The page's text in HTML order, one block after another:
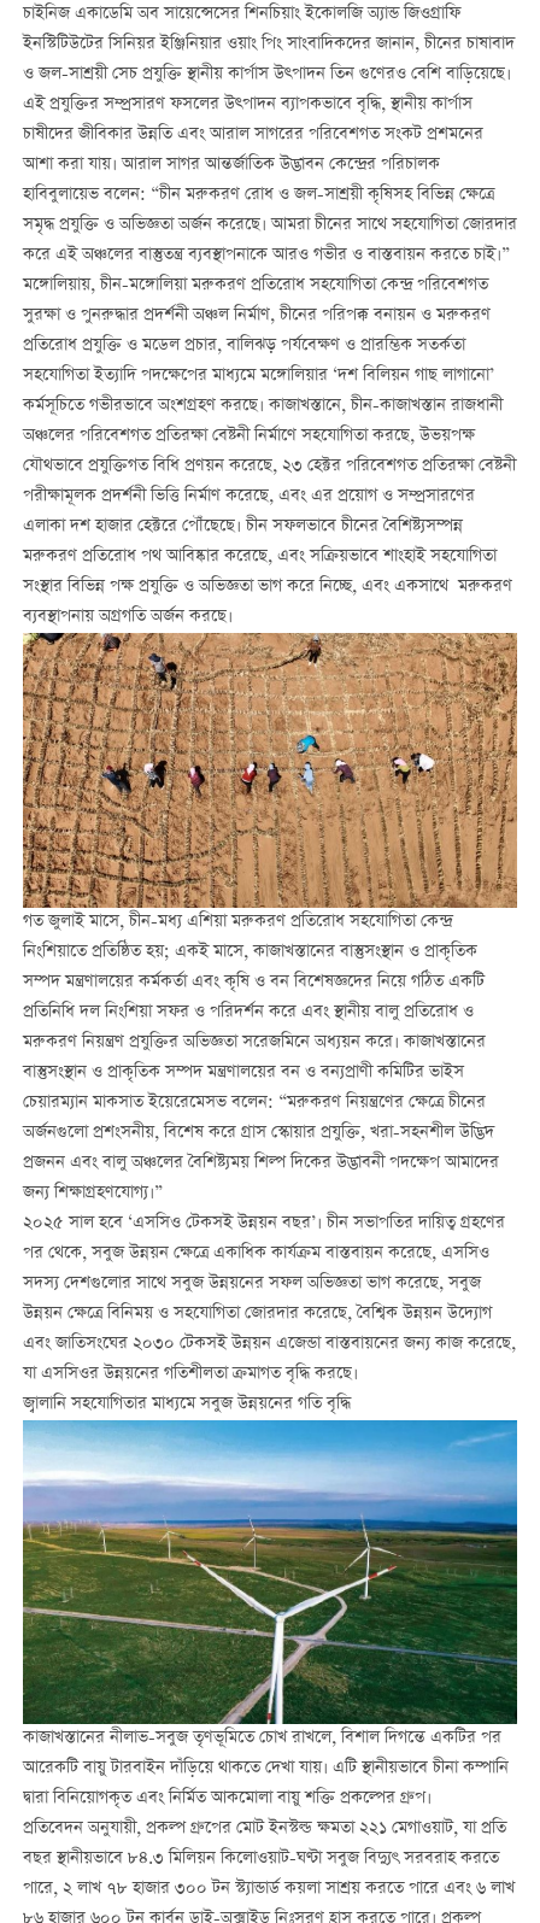
চাইনিজ একাডেমি অব সায়েন্সেসের শিনচিয়াং ইকোলজি অ্যান্ড জিওগ্রাফি
ইনস্টিটিউটের সিনিয়র ইঞ্জিনিয়ার ওয়াং পিং সাংবাদিকদের জানান, চীনের চাষাবাদ
ও জল-সাশ্রয়ী সেচ প্রযুক্তি স্থানীয় কার্পাস উত্পাদন তিন গুণেরও বেশি বাড়িয়েছে।
এই প্রযুক্তির সম্প্রসারণ ফসলের উত্পাদন ব্যাপকভাবে বৃদ্ধি, স্থানীয় কার্পাস
চাষীদের জীবিকার উন্নতি এবং আরাল সাগরের পরিবেশগত সংকট প্রশমনের
আশা করা যায়। আরাল সাগর আন্তর্জাতিক উদ্ভাবন কেন্দ্রের পরিচালক
হাবিবুলায়েভ বলেন: “চীন মরুকরণ রোধ ও জল-সাশ্রয়ী কৃষিসহ বিভিন্ন ক্ষেত্রে
সমৃদ্ধ প্রযুক্তি ও অভিজ্ঞতা অর্জন করেছে। আমরা চীনের সাথে সহযোগিতা জোরদার
করে এই অঞ্চলের বাস্তুতন্ত্র ব্যবস্থাপনাকে আরও গভীর ও বাস্তবায়ন করতে চাই।”
মঙ্গোলিয়ায়, চীন-মঙ্গোলিয়া মরুকরণ প্রতিরোধ সহযোগিতা কেন্দ্র পরিবেশগত
সুরক্ষা ও পুনরুদ্ধার প্রদর্শনী অঞ্চল নির্মাণ, চীনের পরিপক্ক বনায়ন ও মরুকরণ
প্রতিরোধ প্রযুক্তি ও মডেল প্রচার, বালিঝড় পর্যবেক্ষণ ও প্রারম্ভিক সতর্কতা
সহযোগিতা ইত্যাদি পদক্ষেপের মাধ্যমে মঙ্গোলিয়ার ‘দশ বিলিয়ন গাছ লাগানো’
কর্মসূচিতে গভীরভাবে অংশগ্রহণ করছে। কাজাখস্তানে, চীন-কাজাখস্তান রাজধানী
অঞ্চলের পরিবেশগত প্রতিরক্ষা বেষ্টনী নির্মাণে সহযোগিতা করছে, উভয়পক্ষ
যৌথভাবে প্রযুক্তিগত বিধি প্রণয়ন করেছে, ২৩ হেক্টর পরিবেশগত প্রতিরক্ষা বেষ্টনী
পরীক্ষামূলক প্রদর্শনী ভিত্তি নির্মাণ করেছে, এবং এর প্রয়োগ ও সম্প্রসারণের
এলাকা দশ হাজার হেক্টরে পৌঁছেছে। চীন সফলভাবে চীনের বৈশিষ্ট্যসম্পন্ন
মরুকরণ প্রতিরোধ পথ আবিষ্কার করেছে, এবং সক্রিয়ভাবে শাংহাই সহযোগিতা
সংস্থার বিভিন্ন পক্ষ প্রযুক্তি ও অভিজ্ঞতা ভাগ করে নিচ্ছে, এবং একসাথে মরুকরণ
ব্যবস্থাপনায় অগ্রগতি অর্জন করছে।
গত জুলাই মাসে, চীন-মধ্য এশিয়া মরুকরণ প্রতিরোধ সহযোগিতা কেন্দ্র
নিংশিয়াতে প্রতিষ্ঠিত হয়; একই মাসে, কাজাখস্তানের বাস্তুসংস্থান ও প্রাকৃতিক
সম্পদ মন্ত্রণালয়ের কর্মকর্তা এবং কৃষি ও বন বিশেষজ্ঞদের নিয়ে গঠিত একটি
প্রতিনিধি দল নিংশিয়া সফর ও পরিদর্শন করে এবং স্থানীয় বালু প্রতিরোধ ও
মরুকরণ নিয়ন্ত্রণ প্রযুক্তির অভিজ্ঞতা সরেজমিনে অধ্যয়ন করে। কাজাখস্তানের
বাস্তুসংস্থান ও প্রাকৃতিক সম্পদ মন্ত্রণালয়ের বন ও বন্যপ্রাণী কমিটির ভাইস
চেয়ারম্যান মাকসাত ইয়েরেমেসভ বলেন: “মরুকরণ নিয়ন্ত্রণের ক্ষেত্রে চীনের
অর্জনগুলো প্রশংসনীয়, বিশেষ করে গ্রাস স্কোয়ার প্রযুক্তি, খরা-সহনশীল উদ্ভিদ
প্রজনন এবং বালু অঞ্চলের বৈশিষ্ট্যময় শিল্প দিকের উদ্ভাবনী পদক্ষেপ আমাদের
জন্য শিক্ষাগ্রহণযোগ্য।”
২০২৫ সাল হবে ‘এসসিও টেকসই উন্নয়ন বছর’। চীন সভাপতির দায়িত্ব গ্রহণের
পর থেকে, সবুজ উন্নয়ন ক্ষেত্রে একাধিক কার্যক্রম বাস্তবায়ন করেছে, এসসিও
সদস্য দেশগুলোর সাথে সবুজ উন্নয়নের সফল অভিজ্ঞতা ভাগ করেছে, সবুজ
উন্নয়ন ক্ষেত্রে বিনিময় ও সহযোগিতা জোরদার করেছে, বৈশ্বিক উন্নয়ন উদ্যোগ
এবং জাতিসংঘের ২০৩০ টেকসই উন্নয়ন এজেন্ডা বাস্তবায়নের জন্য কাজ করেছে,
যা এসসিওর উন্নয়নের গতিশীলতা ক্রমাগত বৃদ্ধি করছে।
জ্বালানি সহযোগিতার মাধ্যমে সবুজ উন্নয়নের গতি বৃদ্ধি
কাজাখস্তানের নীলাভ-সবুজ তৃণভূমিতে চোখ রাখলে, বিশাল দিগন্তে একটির পর
আরেকটি বায়ু টারবাইন দাঁড়িয়ে থাকতে দেখা যায়। এটি স্থানীয়ভাবে চীনা কম্পানি
দ্বারা বিনিয়োগকৃত এবং নির্মিত আকমোলা বায়ু শক্তি প্রকল্পের গ্রুপ।
প্রতিবেদন অনুযায়ী, প্রকল্প গ্রুপের মোট ইনস্টল্ড ক্ষমতা ২২১ মেগাওয়াট, যা প্রতি
বছর স্থানীয়ভাবে ৮৪.৩ মিলিয়ন কিলোওয়াট-ঘণ্টা সবুজ বিদ্যুৎ সরবরাহ করতে
পারে, ২ লাখ ৭৮ হাজার ৩০০ টন স্ট্যান্ডার্ড কয়লা সাশ্রয় করতে পারে এবং ৬ লাখ